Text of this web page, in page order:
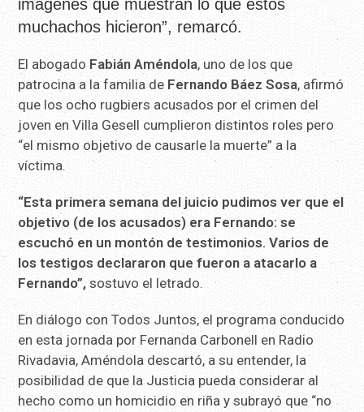
imágenes que muestran lo que estos
muchachos hicieron”, remarcó.
El abogado Fabián Améndola, uno de los que
patrocina a la familia de Fernando Báez Sosa, afirmó
que los ocho rugbiers acusados por el crimen del
joven en Villa Gesell cumplieron distintos roles pero
“el mismo objetivo de causarle la muerte” a la
víctima.
“Esta primera semana del juicio pudimos ver que el
objetivo (de los acusados) era Fernando: se
escuchó en un montón de testimonios. Varios de
los testigos declararon que fueron a atacarlo a
Fernando”, sostuvo el letrado.
En diálogo con Todos Juntos, el programa conducido
en esta jornada por Fernanda Carbonell en Radio
Rivadavia, Améndola descartó, a su entender, la
posibilidad de que la Justicia pueda considerar al
hecho como un homicidio en riña y subrayó que “no